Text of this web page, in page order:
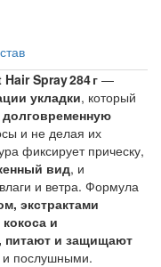
Spray 284 г —
укладки, который
и не делая их
фиксирует прическу,
вид, и
и ветра. Формула
экстрактами
и
питают и защищают
и послушными.